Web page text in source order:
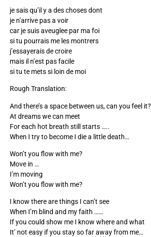
je sais qu’il y a des choses dont
je n’arrive pas a voir
car je suis aveuglee par ma foi
si tu pourrais me les montrers
j’essayerais de croire
mais il n’est pas facile
si tu te mets si loin de moi
Rough Translation:
And there’s a space between us, can you feel it?
At dreams we can meet
For each hot breath still starts …..
When I try to become I die a little death…
Won’t you flow with me?
Move in …
I’m moving
Won’t you flow with me?
I know there are things I can’t see
When I’m blind and my faith ……
If you could show me I know where and what
It’ not easy if you stay so far away from me…